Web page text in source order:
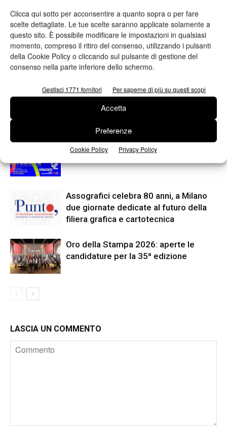
Clicca qui sotto per acconsentire a quanto sopra o per fare
scelte dettagliate. Le tue scelte saranno applicate solamente a
questo sito. È possibile modificare le impostazioni in qualsiasi
momento, compreso il ritiro del consenso, utilizzando i pulsanti
della Cookie Policy o cliccando sul pulsante di gestione del
consenso nella parte inferiore dello schermo.
Gestisci 1771 fornitori Per saperne di più su questi scopi
Accetta
Preferenze
Cookie Policy Privacy Policy
Articolo precedente
Nel Comitato Esecutivo Giflex
si è parlato di un mercato
Prossimo articolo
Per la prima volta in Italia la
Digital Metal di Kurz
Viscom 2026 cambia volto: debutta il
Assografici celebra 80 anni, a Milano
due giornate dedicate al futuro della
filiera grafica e cartotecnica
Oro della Stampa 2026: aperte le
candidature per la 35ª edizione
LASCIA UN COMMENTO